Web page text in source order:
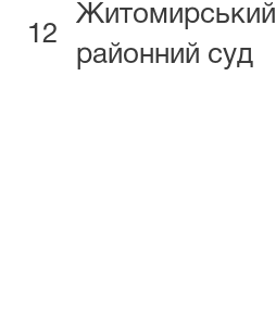
12
Житомирський
районний суд